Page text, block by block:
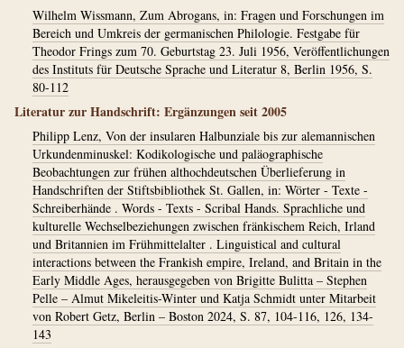
Wilhelm Wissmann, Zum Abrogans, in: Fragen und Forschungen im
Bereich und Umkreis der germanischen Philologie. Festgabe für
Theodor Frings zum 70. Geburtstag 23. Juli 1956, Veröffentlichungen
des Instituts für Deutsche Sprache und Literatur 8, Berlin 1956, S.
80-112
Literatur zur Handschrift: Ergänzungen seit 2005
Philipp Lenz, Von der insularen Halbunziale bis zur alemannischen
Urkundenminuskel: Kodikologische und paläographische
Beobachtungen zur frühen althochdeutschen Überlieferung in
Handschriften der Stiftsbibliothek St. Gallen, in: Wörter - Texte -
Schreiberhände . Words - Texts - Scribal Hands. Sprachliche und
kulturelle Wechselbeziehungen zwischen fränkischem Reich, Irland
und Britannien im Frühmittelalter . Linguistical and cultural
interactions between the Frankish empire, Ireland, and Britain in the
Early Middle Ages, herausgegeben von Brigitte Bulitta – Stephen
Pelle – Almut Mikeleitis-Winter und Katja Schmidt unter Mitarbeit
von Robert Getz, Berlin – Boston 2024, S. 87, 104-116, 126, 134-
143